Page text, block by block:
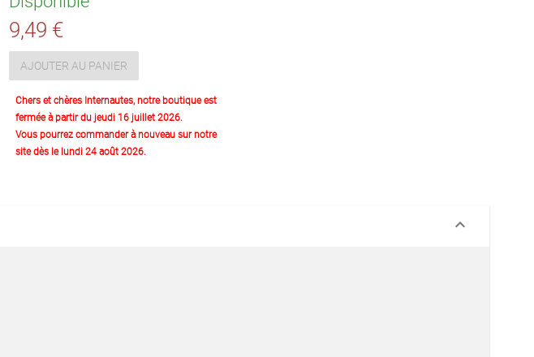
9,49 €
AJOUTER AU PANIER
Chers et chères Internautes, notre boutique est
fermée à partir du jeudi 16 juillet 2026.
Vous pourrez commander à nouveau sur notre
site dès le lundi 24 août 2026.
keyboard_arrow_down